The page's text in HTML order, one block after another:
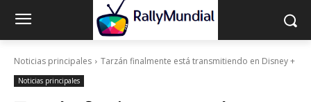
Noticias principales Tarzán finalmente está transmitiendo en Disney +
Noticias principales